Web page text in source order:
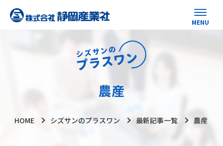
農産
HOME シズサンのプラスワン 最新記事一覧 農産